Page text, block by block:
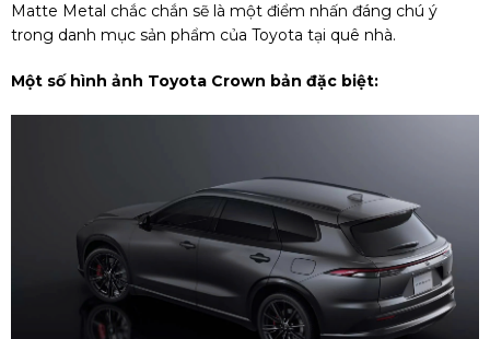
Matte Metal chắc chắn sẽ là một điểm nhấn đáng chú ý
trong danh mục sản phẩm của Toyota tại quê nhà.
Một số hình ảnh Toyota Crown bản đặc biệt: